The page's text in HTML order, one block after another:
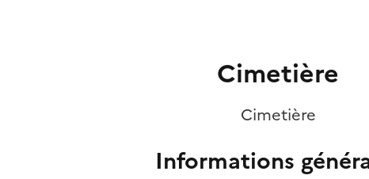
Cimetière
Cimetière
Informations